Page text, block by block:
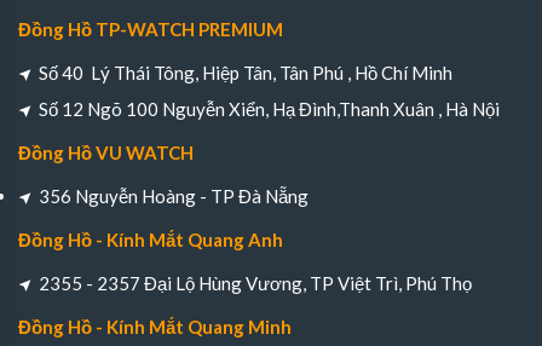
Đồng Hồ TP-WATCH PREMIUM
Số 40 Lý Thái Tông, Hiệp Tân, Tân Phú , Hồ Chí Minh
Số 12 Ngõ 100 Nguyễn Xiển, Hạ Đình,Thanh Xuân , Hà Nội
Đồng Hồ VU WATCH
356 Nguyễn Hoàng - TP Đà Nẵng
Đồng Hồ - Kính Mắt Quang Anh
2355 - 2357 Đại Lộ Hùng Vương, TP Việt Trì, Phú Thọ
Đồng Hồ - Kính Mắt Quang Minh